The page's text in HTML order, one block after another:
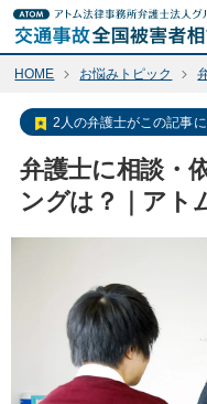
HOME お悩みトピック
2人の弁護士がこの記
弁護士に相談・
ングは？｜アト